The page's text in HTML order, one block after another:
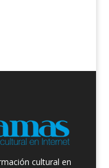
cultural en